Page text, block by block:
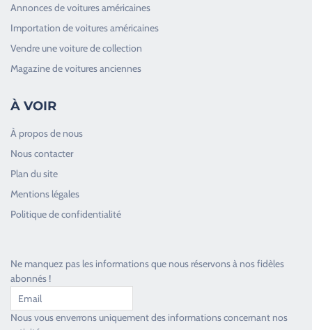
Annonces de voitures américaines
Importation de voitures américaines
Vendre une voiture de collection
Magazine de voitures anciennes
À VOIR
À propos de nous
Nous contacter
Plan du site
Mentions légales
Politique de confidentialité
Ne manquez pas les informations que nous réservons à nos fidèles
abonnés !
Nous vous enverrons uniquement des informations concernant nos
Toujours heureux d'aider les passionnés